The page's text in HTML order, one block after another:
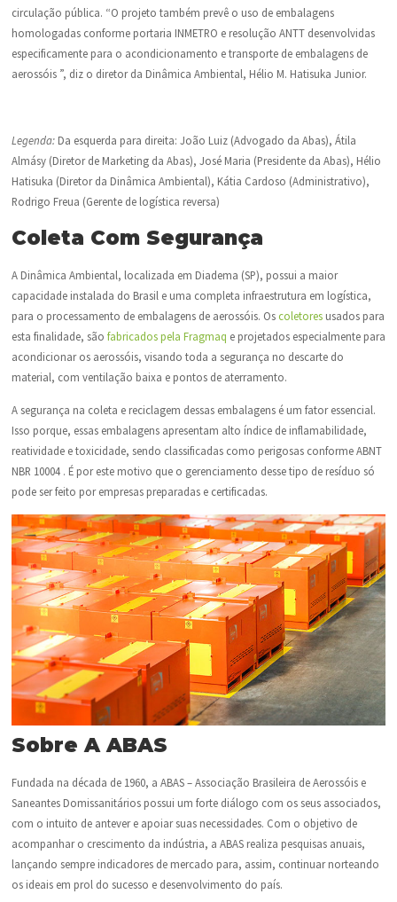
circulação pública. “O projeto também prevê o uso de embalagens
homologadas conforme portaria INMETRO e resolução ANTT desenvolvidas
especificamente para o acondicionamento e transporte de embalagens de
aerossóis ”, diz o diretor da Dinâmica Ambiental, Hélio M. Hatisuka Junior.
Legenda:Da esquerda para direita: João Luiz (Advogado da Abas), Átila
Almásy (Diretor de Marketing da Abas), José Maria (Presidente da Abas), Hélio
Hatisuka (Diretor da Dinâmica Ambiental), Kátia Cardoso (Administrativo),
Rodrigo Freua (Gerente de logística reversa)
Coleta Com Segurança
A Dinâmica Ambiental, localizada em Diadema (SP), possui a maior
capacidade instalada do Brasil e uma completa infraestrutura em logística,
para o processamento de embalagens de aerossóis. Os coletoresusados para
esta finalidade, são fabricados pela Fragmaq e projetados especialmente para
acondicionar os aerossóis, visando toda a segurança no descarte do
material, com ventilação baixa e pontos de aterramento.
A segurança na coleta e reciclagem dessas embalagens é um fator essencial.
Isso porque, essas embalagens apresentam alto índice de inflamabilidade,
reatividade e toxicidade, sendo classificadas como perigosas conforme ABNT
NBR 10004 . É por este motivo que o gerenciamento desse tipo de resíduo só
pode ser feito por empresas preparadas e certificadas.
Sobre A ABAS
Fundada na década de 1960, a ABAS – Associação Brasileira de Aerossóis e
Saneantes Domissanitários possui um forte diálogo com os seus associados,
com o intuito de antever e apoiar suas necessidades. Com o objetivo de
acompanhar o crescimento da indústria, a ABAS realiza pesquisas anuais,
lançando sempre indicadores de mercado para, assim, continuar norteando
os ideais em prol do sucesso e desenvolvimento do país.